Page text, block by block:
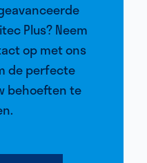
Plus? Neem
op met ons
de perfecte
behoeften te